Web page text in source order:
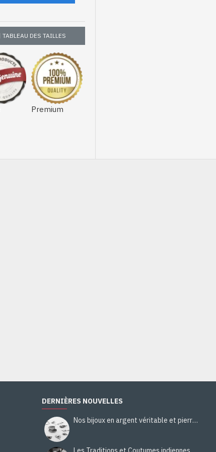
TABLEAU DES TAILLES
Premium
DERNIÈRES NOUVELLES
Nos bijoux en argent véritable et pierres naturelles